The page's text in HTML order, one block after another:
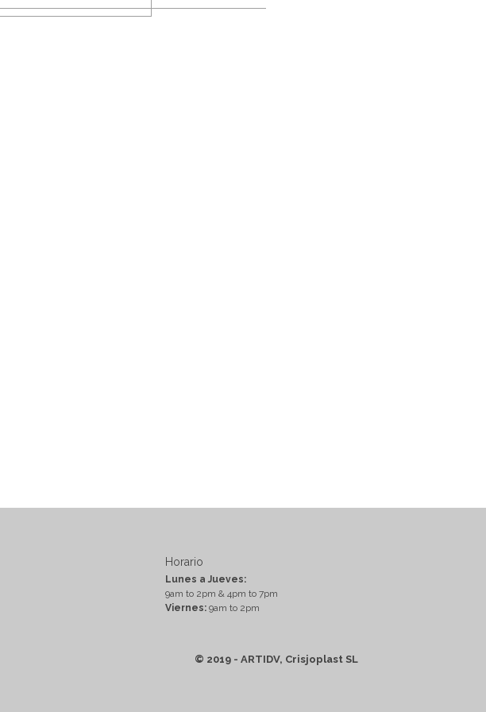
Horario
Lunes a Jueves:
9am to 2pm & 4pm to 7pm
Viernes: 9am to 2pm
© 2019 - ARTIDV, Crisjoplast SL